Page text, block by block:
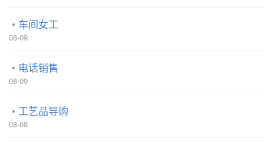
车间女工
08-09
电话销售
08-09
工艺品导购
08-08